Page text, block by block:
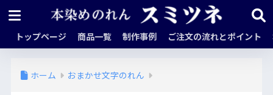
トップページ 商品一覧 制作事例 ご注文の流れとポイント
ホーム おまかせ文字のれん